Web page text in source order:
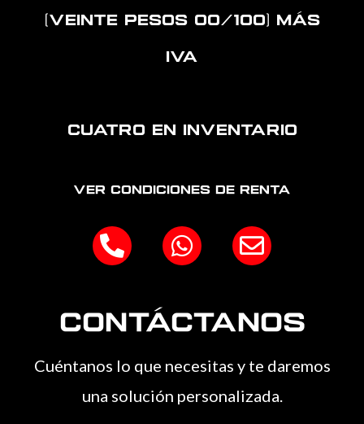
(Veinte pesos 00/100) más
IVA
Cuatro en inventario
Ver Condiciones de Renta
P
h
n
e
-
l
W
h
t
s
a
p
E
n
e
l
o
e
Contáctanos
Cuéntanos lo que necesitas y te daremos
una solución personalizada.